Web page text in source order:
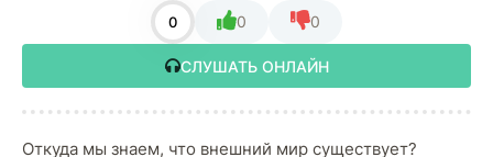
0 0 0
СЛУШАТЬ ОНЛАЙН
Откуда мы знаем, что внешний мир существует?